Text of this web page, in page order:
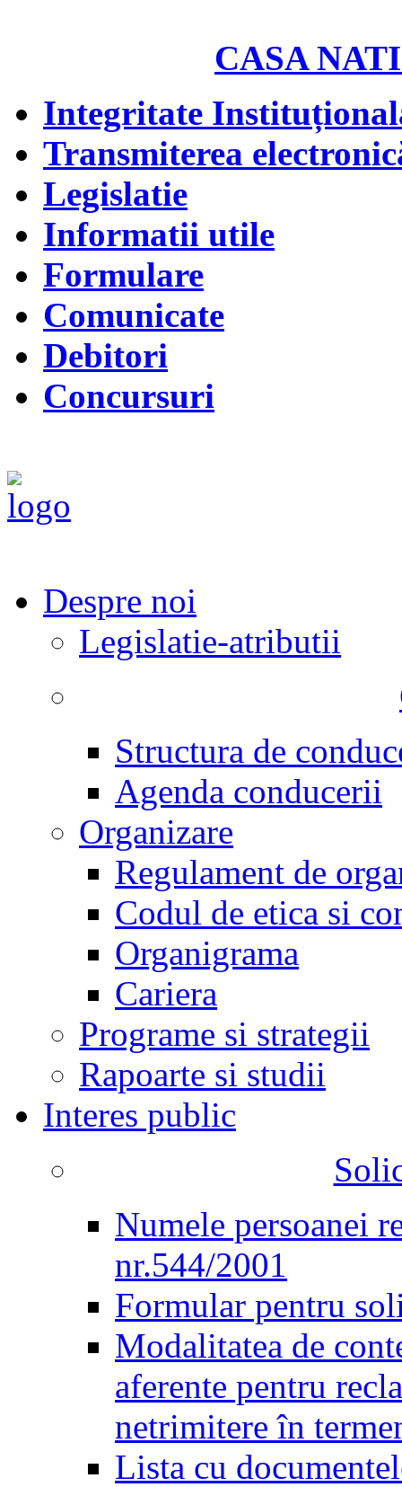
CASA
Integritate
Transmiterea
Legislatie
Informatii utile
Formulare
Comunicate
Debitori
Concursuri
Despre noi
Legislatie-atributii
Structura de
Agenda conducerii
Organizare
Regulament de
Codul de etica si
Organigrama
Cariera
Programe si strategii
Rapoarte si studii
Interes public
Numele persoanei
nr.544/2001
Formular pentru
Modalitatea de
aferente pentru
netrimitere în
Lista cu